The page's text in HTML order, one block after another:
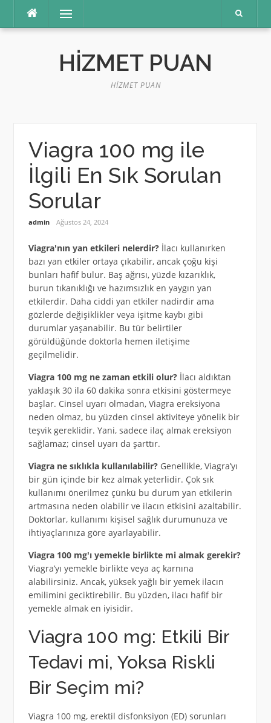
Menü
HIZMET PUAN
HIZMET PUAN
Viagra 100 mg ile
İlgili En Sık Sorulan
Sorular
admin Ağustos 24, 2024
Viagra'nın yan etkileri nelerdir?İlacı kullanırken
bazı yan etkiler ortaya çıkabilir, ancak çoğu kişi
bunları hafif bulur. Baş ağrısı, yüzde kızarıklık,
burun tıkanıklığı ve hazımsızlık en yaygın yan
etkilerdir. Daha ciddi yan etkiler nadirdir ama
gözlerde değişiklikler veya işitme kaybı gibi
durumlar yaşanabilir. Bu tür belirtiler
görüldüğünde doktorla hemen iletişime
geçilmelidir.
Viagra 100 mg ne zaman etkili olur?İlacı aldıktan
yaklaşık 30 ila 60 dakika sonra etkisini göstermeye
başlar. Cinsel uyarı olmadan, Viagra ereksiyona
neden olmaz, bu yüzden cinsel aktiviteye yönelik bir
teşvik gereklidir. Yani, sadece ilaç almak ereksiyon
sağlamaz; cinsel uyarı da şarttır.
Viagra ne sıklıkla kullanılabilir?Genellikle, Viagra’yı
bir gün içinde bir kez almak yeterlidir. Çok sık
kullanımı önerilmez çünkü bu durum yan etkilerin
artmasına neden olabilir ve ilacın etkisini azaltabilir.
Doktorlar, kullanımı kişisel sağlık durumunuza ve
ihtiyaçlarınıza göre ayarlayabilir.
Viagra 100 mg'ı yemekle birlikte mi almak gerekir?
Viagra’yı yemekle birlikte veya aç karnına
alabilirsiniz. Ancak, yüksek yağlı bir yemek ilacın
emilimini geciktirebilir. Bu yüzden, ilacı hafif bir
yemekle almak en iyisidir.
Viagra 100 mg: Etkili Bir
Tedavi mi, Yoksa Riskli
Bir Seçim mi?
Viagra 100 mg, erektil disfonksiyon (ED) sorunları